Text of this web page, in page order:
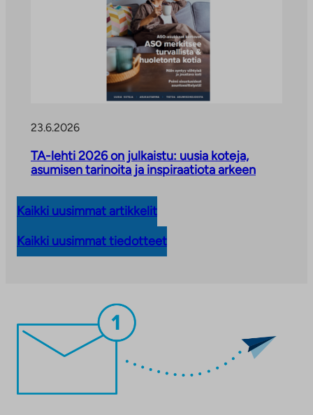
23.6.2026
TA-lehti 2026 on julkaistu: uusia koteja,
asumisen tarinoita ja inspiraatiota arkeen
Kaikki uusimmat artikkelit
Kaikki uusimmat tiedotteet